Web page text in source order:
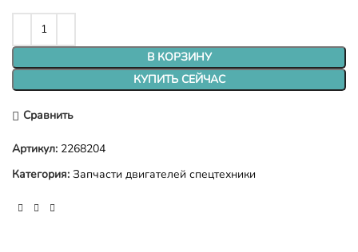
В КОРЗИНУ
КУПИТЬ СЕЙЧАС
Сравнить
Артикул: 2268204
Категория: Запчасти двигателей спецтехники